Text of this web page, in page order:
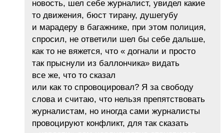
новость, шел себе журналист, увидел какие
то движения, бюст тирану, душегубу
и марадеру в багажнике, при этом полиция,
спросил, не ответили шел бы себе дальше,
как то не вяжется, что « догнали и просто
так прыснули из баллончика» видать
все же, что то сказал
или как то спровоцировал? Я за свободу
слова и считаю, что нельзя препятствовать
журналистам, но иногда сами журналисты
провоцируют конфликт, для так сказать